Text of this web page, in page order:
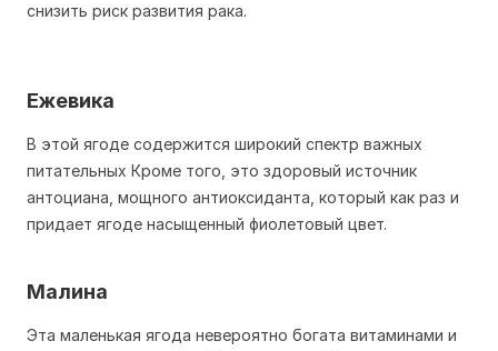
снизить риск развития рака.
Ежевика
В этой ягоде содержится широкий спектр важных
питательных Кроме того, это здоровый источник
антоциана, мощного антиоксиданта, который как раз и
придает ягоде насыщенный фиолетовый цвет.
Малина
Эта маленькая ягода невероятно богата витаминами и